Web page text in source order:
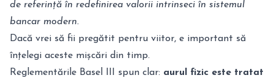
de referință în redefinirea valorii intrinseci în sistemul
bancar modern.
Dacă vrei să fii pregătit pentru viitor, e important să
înțelegi aceste mișcări din timp.
Reglementările Basel III spun clar: aurul fizic este tratat